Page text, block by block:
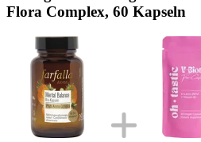
Flora Complex, 60 Kapseln